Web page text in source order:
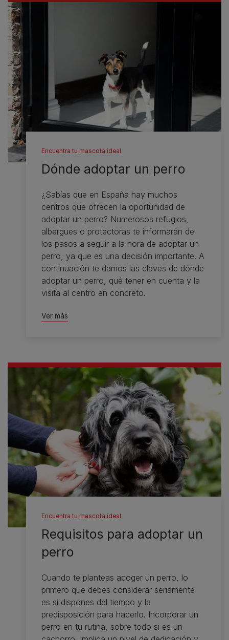
Encuentra tu mascota ideal
Dónde adoptar un perro
¿Sabías que en España hay muchos
centros que ofrecen la oportunidad de
adoptar un perro? Numerosos refugios,
albergues o protectoras te informarán de
los pasos a seguir a la hora de adoptar un
perro, ya que es una decisión importante. A
continuación te damos las claves de dónde
adoptar un perro, qué tener en cuenta y la
visita al centro en concreto.
Ver más
Encuentra tu mascota ideal
Requisitos para adoptar un
perro
Cuando te planteas acoger un perro, lo
primero que debes considerar seriamente
es si dispones del tiempo y la
predisposición para hacerlo. Incorporar un
perro en tu rutina, sobre todo si es un